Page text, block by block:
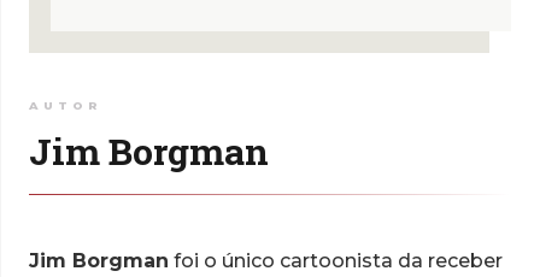
AUTOR
Jim Borgman
Jim Borgman foi o único cartoonista da receber